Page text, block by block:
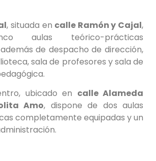
, situada en calle Ramón y Cajal,
aulas teórico-prácticas
de despacho de dirección,
sala de profesores y sala de
ubicado en calle Alameda
Amo, dispone de dos aulas
completamente equipadas y un